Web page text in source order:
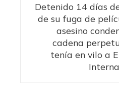
Detenido 14 días
de su fuga de
asesino
cadena
tenía en vilo a